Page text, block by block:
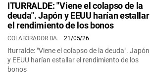
ITURRALDE: "Viene el colapso de la
deuda". Japón y EEUU harían estallar
el rendimiento de los bonos
COLABORADOR DA. 21/05/26
Iturralde: "Viene el colapso de la deuda". Japón
y EEUU harían estallar el rendimiento de los
bonos